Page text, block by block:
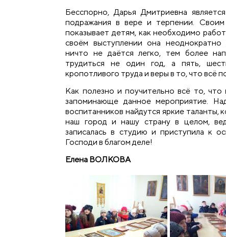
Бесспорно, Дарья Дмитриевна
подражания в вере и терпении.
показывает детям, как необходимо
своём выступлении она неоднократно
ничто не даётся легко, тем более
трудиться не один год, а пять,
кропотливого труда и веры в то, что всё
Как полезно и поучительно всё то, что
запоминающе данное мероприятие.
воспитанников найдутся яркие
наш город и нашу страну в целом,
записалась в студию и приступила к
Господи в благом деле!
Елена ВОЛКОВА